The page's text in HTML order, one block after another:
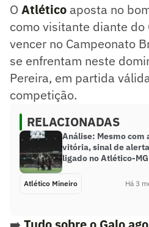
domingo, às 16h, no Couto
12ª rodada da competição.
O Atlético aposta no
como visitante diante
vencer no Campeonato
se enfrentam neste
Pereira, em partida
competição.
RELACIONADAS
Análise: Mesmo com
vitória, sinal de
ligado no Atlético-MG
Atlético Mineiro Há 3